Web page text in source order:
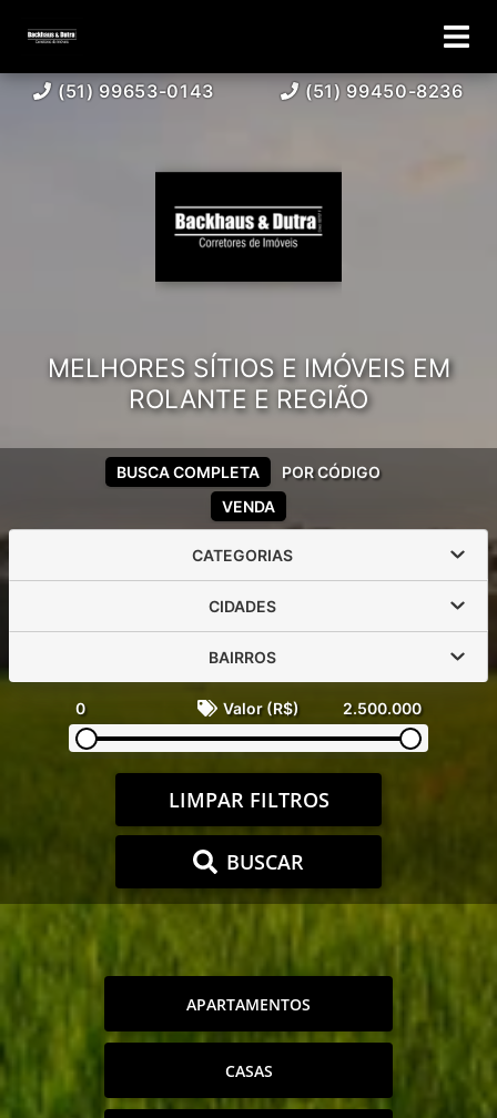
(51) 99653-0143 (51) 99450-8236
MELHORES SÍTIOS E IMÓVEIS EM
ROLANTE E REGIÃO
VENDA
BUSCA COMPLETA POR CÓDIGO
CATEGORIAS
CIDADES
BAIRROS
0 Valor (R$) 2.500.000
LIMPAR FILTROS
BUSCAR
APARTAMENTOS
CASAS